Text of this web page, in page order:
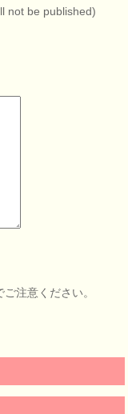
not be published)
注意ください。